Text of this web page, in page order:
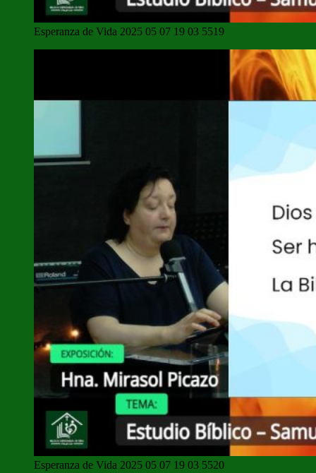
Esperanza de Vida 2025 05 07 19 03 5519
Esperanza de Vida 2025 05 07 19 03 5520